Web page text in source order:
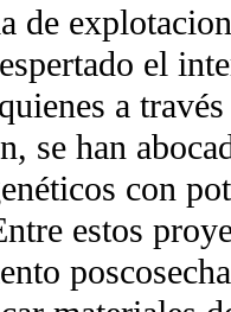
de
el
a
se han
con
estos